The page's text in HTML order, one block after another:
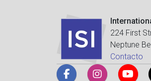
224 First
Neptune
Contacto